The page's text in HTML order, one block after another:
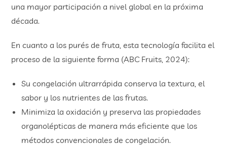
una mayor participación a nivel global en la próxima
década.
En cuanto a los purés de fruta, esta tecnología facilita el
proceso de la siguiente forma (ABC Fruits, 2024):
Su congelación ultrarrápida conserva la textura, el
sabor y los nutrientes de las frutas.
Minimiza la oxidación y preserva las propiedades
organolépticas de manera más eficiente que los
métodos convencionales de congelación.